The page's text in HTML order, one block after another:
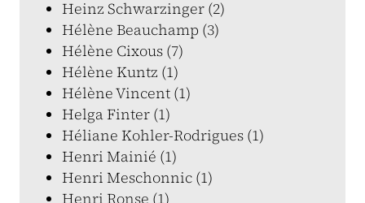
Heinz Schwarzinger (2)
Hélène Beauchamp (3)
Hélène Cixous (7)
Hélène Kuntz (1)
Hélène Vincent (1)
Helga Finter (1)
Héliane Kohler-Rodrigues (1)
Henri Mainié (1)
Henri Meschonnic (1)
Henri Ronse (1)